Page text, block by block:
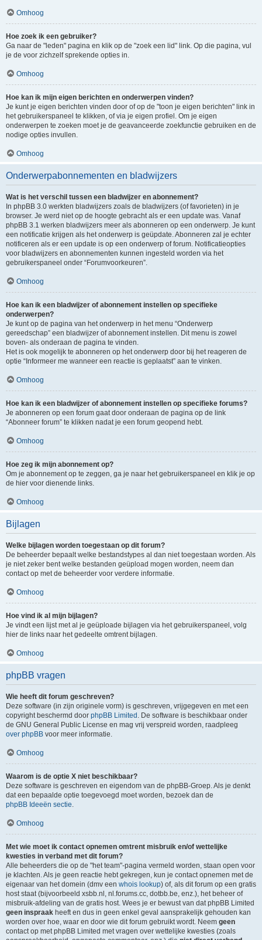
Omhoog
Hoe zoek ik een gebruiker?
Ga naar de "leden" pagina en klik op de "zoek een lid" link. Op die pagina, vul
je de voor zichzelf sprekende opties in.
Omhoog
Hoe kan ik mijn eigen berichten en onderwerpen vinden?
Je kunt je eigen berichten vinden door of op de "toon je eigen berichten" link in
het gebruikerspaneel te klikken, of via je eigen profiel. Om je eigen
onderwerpen te zoeken moet je de geavanceerde zoekfunctie gebruiken en de
nodige opties invullen.
Omhoog
Onderwerpabonnementen en bladwijzers
Wat is het verschil tussen een bladwijzer en abonnement?
In phpBB 3.0 werkten bladwijzers zoals de bladwijzers (of favorieten) in je
browser. Je werd niet op de hoogte gebracht als er een update was. Vanaf
phpBB 3.1 werken bladwijzers meer als abonneren op een onderwerp. Je kunt
een notificatie krijgen als het onderwerp is geüpdate. Abonneren zal je echter
notificeren als er een update is op een onderwerp of forum. Notificatieopties
voor bladwijzers en abonnementen kunnen ingesteld worden via het
gebruikerspaneel onder “Forumvoorkeuren”.
Omhoog
Hoe kan ik een bladwijzer of abonnement instellen op specifieke
onderwerpen?
Je kunt op de pagina van het onderwerp in het menu “Onderwerp
gereedschap” een bladwijzer of abonnement instellen. Dit menu is zowel
boven- als onderaan de pagina te vinden.
Het is ook mogelijk te abonneren op het onderwerp door bij het reageren de
optie “Informeer me wanneer een reactie is geplaatst” aan te vinken.
Omhoog
Hoe kan ik een bladwijzer of abonnement instellen op specifieke forums?
Je abonneren op een forum gaat door onderaan de pagina op de link
“Abonneer forum” te klikken nadat je een forum geopend hebt.
Omhoog
Hoe zeg ik mijn abonnement op?
Om je abonnement op te zeggen, ga je naar het gebruikerspaneel en klik je op
de hier voor dienende links.
Omhoog
Bijlagen
Welke bijlagen worden toegestaan op dit forum?
De beheerder bepaalt welke bestandstypes al dan niet toegestaan worden. Als
je niet zeker bent welke bestanden geüpload mogen worden, neem dan
contact op met de beheerder voor verdere informatie.
Omhoog
Hoe vind ik al mijn bijlagen?
Je vindt een lijst met al je geüploade bijlagen via het gebruikerspaneel, volg
hier de links naar het gedeelte omtrent bijlagen.
Omhoog
phpBB vragen
Wie heeft dit forum geschreven?
Deze software (in zijn originele vorm) is geschreven, vrijgegeven en met een
copyright beschermd door phpBB Limited . De software is beschikbaar onder
de GNU General Public License en mag vrij verspreid worden, raadpleeg
over phpBB voor meer informatie.
Omhoog
Waarom is de optie X niet beschikbaar?
Deze software is geschreven en eigendom van de phpBB-Groep. Als je denkt
dat een bepaalde optie toegevoegd moet worden, bezoek dan de
phpBB Ideeën sectie.
Omhoog
Met wie moet ik contact opnemen omtrent misbruik en/of wettelijke
kwesties in verband met dit forum?
Alle beheerders die op de "het team"-pagina vermeld worden, staan open voor
je klachten. Als je geen reactie hebt gekregen, kun je contact opnemen met de
eigenaar van het domein (dmv een whois lookup) of, als dit forum op een gratis
host staat (bijvoorbeeld xsbb.nl, nl.forums.cc, dotbb.be, enz.), het beheer of
misbruik-afdeling van de gratis host. Wees je er bewust van dat phpBB Limited
geen inspraak heeft en dus in geen enkel geval aansprakelijk gehouden kan
worden over hoe, waar en door wie dit forum gebruikt wordt. Neem geen
contact op met phpBB Limited met vragen over wettelijke kwesties (zoals